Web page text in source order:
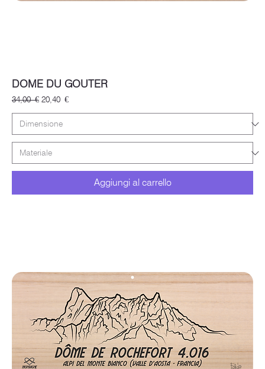
DOME DU GOUTER
Prezzo regolare
34,00 € Prezzo scontato
20,40 €
Aggiungi al carrello